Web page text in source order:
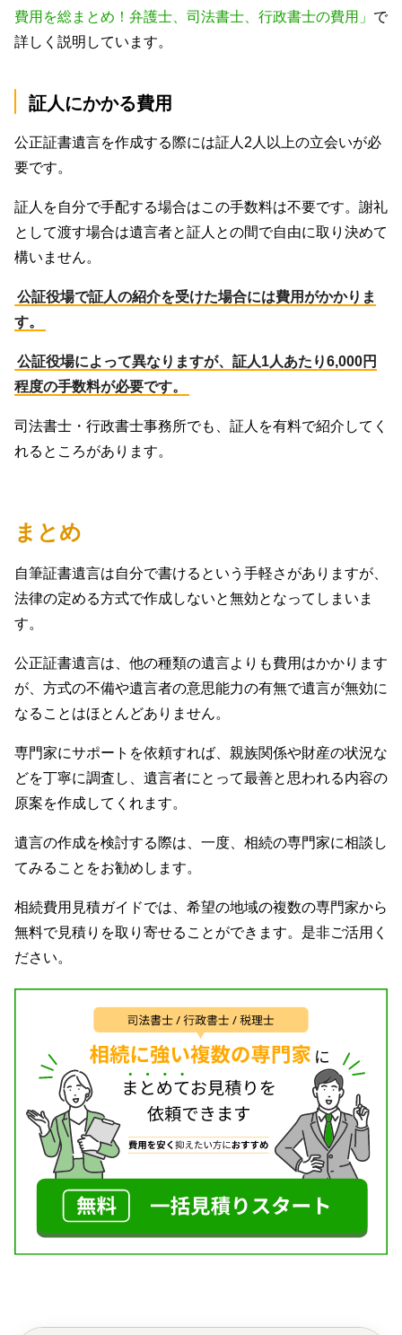
費用を総まとめ！弁護士、司法書士、行政書士の費用」 で
詳しく説明しています。
証人にかかる費用
公正証書遺言を作成する際には証人2人以上の立会いが必
要です。
証人を自分で手配する場合はこの手数料は不要です。謝礼
として渡す場合は遺言者と証人との間で自由に取り決めて
構いません。
公証役場で証人の紹介を受けた場合には費用がかかりま
す。
公証役場によって異なりますが、証人1人あたり6,000円
程度の手数料が必要です。
司法書士・行政書士事務所でも、証人を有料で紹介してく
れるところがあります。
まとめ
自筆証書遺言は自分で書けるという手軽さがありますが、
法律の定める方式で作成しないと無効となってしまいま
す。
公正証書遺言は、他の種類の遺言よりも費用はかかります
が、方式の不備や遺言者の意思能力の有無で遺言が無効に
なることはほとんどありません。
専門家にサポートを依頼すれば、親族関係や財産の状況な
どを丁寧に調査し、遺言者にとって最善と思われる内容の
原案を作成してくれます。
遺言の作成を検討する際は、一度、相続の専門家に相談し
てみることをお勧めします。
相続費用見積ガイドでは、希望の地域の複数の専門家から
無料で見積りを取り寄せることができます。是非ご活用く
ださい。